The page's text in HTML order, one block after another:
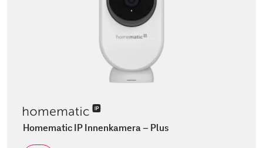
Homematic IP Innenkamera – Plus